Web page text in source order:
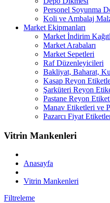
Personel Soyunma
Koli ve Ambalaj
Market Ekipmanları
Market İndirim
Market Arabaları
Market Sepetleri
Raf Düzenleyicileri
Bakliyat, Baharat,
Kasap Reyon
Şarküteri Reyon
Pastane Reyon
Manav Etiketleri ve
Pazarcı Fiyat
Vitrin Mankenleri
Anasayfa
Vitrin Mankenleri
Filtreleme